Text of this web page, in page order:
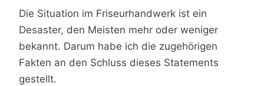
Die Situation im Friseurhandwerk ist ein
Desaster, den Meisten mehr oder weniger
bekannt. Darum habe ich die zugehörigen
Fakten an den Schluss dieses Statements
gestellt.